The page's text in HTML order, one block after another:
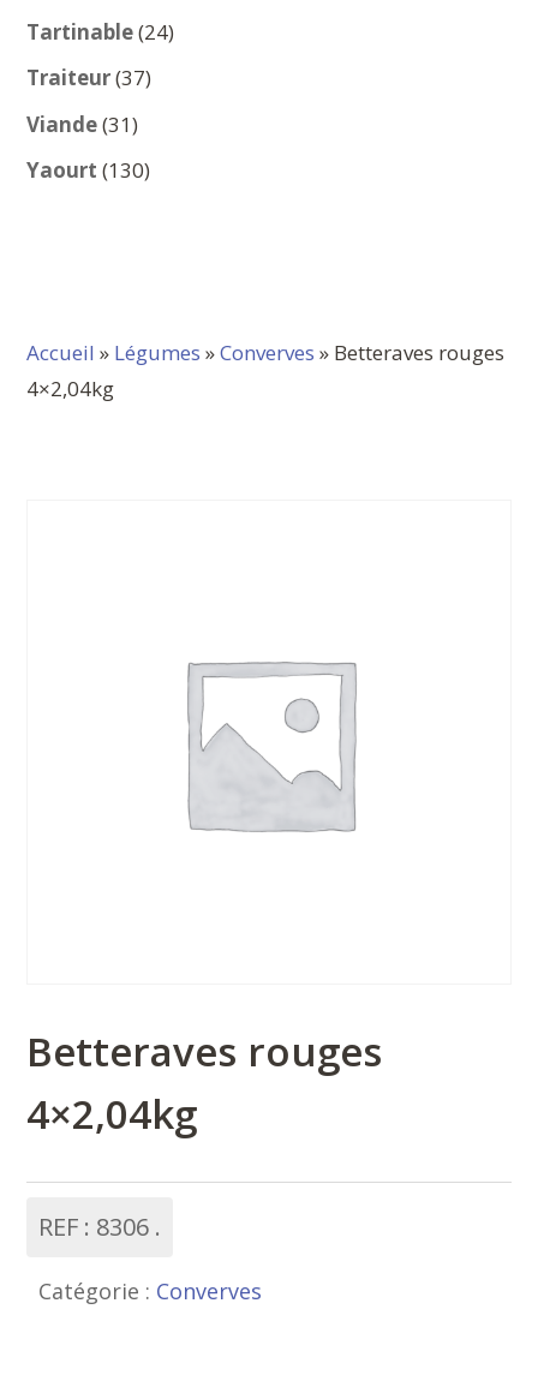
produits
Tartinable 2424
Traiteur 3737
Viande 3131
produits
Yaourt 130130
Accueil » Légumes »Converves » Betteraves rouges
4×2,04kg
Betteraves rouges
4×2,04kg
REF : 8306
Catégorie : Converves